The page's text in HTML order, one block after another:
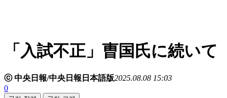
「入試不正」曺国氏に続い
ⓒ 中央日報/中央日報日本語版2025.08.08 15:03
0